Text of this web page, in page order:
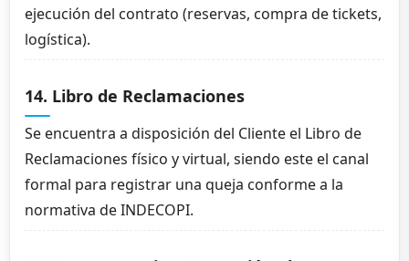
ejecución del contrato (reservas, compra de tickets,
logística).
14. Libro de Reclamaciones
Se encuentra a disposición del Cliente el Libro de
Reclamaciones físico y virtual, siendo este el canal
formal para registrar una queja conforme a la
normativa de INDECOPI.